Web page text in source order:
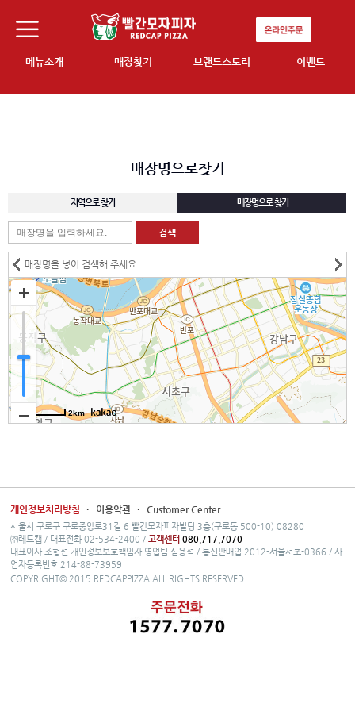
메뉴소개 매장찾기 브랜드스토리 이벤트
매장명으로찾기
지역으로 찾기 매장명으로 찾기
매장명을 넣어 검색해 주세요
2km
개인정보처리방침 · 이용약관 · Customer Center
서울시 구로구 구로중앙로31길 6 빨간모자피자빌딩 3층(구로동 500-10) 08280
㈜레드캡 / 대표전화 02-534-2400 /고객센터 080.717.7070
대표이사 조형선 개인정보보호책임자 영업팀 심용석 / 통신판매업 2012-서울서초-0366 / 사
업자등록번호 214-88-73959
COPYRIGHT© 2015 REDCAPPIZZA ALL RIGHTS RESERVED.